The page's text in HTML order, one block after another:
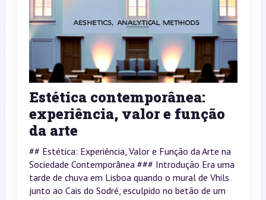
Estética contemporânea:
experiência, valor e função
da arte
## Estética: Experiência, Valor e Função da Arte na
Sociedade Contemporânea ### Introdução Era uma
tarde de chuva em Lisboa quando o mural de Vhils
junto ao Cais do Sodré, esculpido no betão de um